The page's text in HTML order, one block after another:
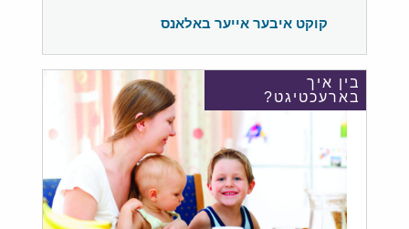
קוקט איבער אייער באלאנס
בין איך
בארעכטיגט?